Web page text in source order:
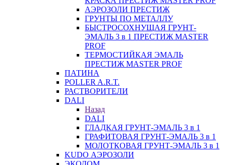
АЭРОЗОЛИ ПРЕСТИЖ
ГРУНТЫ ПО МЕТАЛЛУ
БЫСТРОСОХНУЩАЯ ГРУНТ-
ЭМАЛЬ 3 в 1 ПРЕСТИЖ MASTER
PROF
ТЕРМОСТИЙКАЯ ЭМАЛЬ
ПРЕСТИЖ MASTER PROF
ПАТИНА
POLLER A.R.T.
РАСТВОРИТЕЛИ
DALI
Назад
DALI
ГЛАДКАЯ ГРУНТ-ЭМАЛЬ 3 в 1
ГРАФИТОВАЯ ГРУНТ-ЭМАЛЬ 3 в 1
МОЛОТКОВАЯ ГРУНТ-ЭМАЛЬ 3 в 1
KUDO АЭРОЗОЛИ